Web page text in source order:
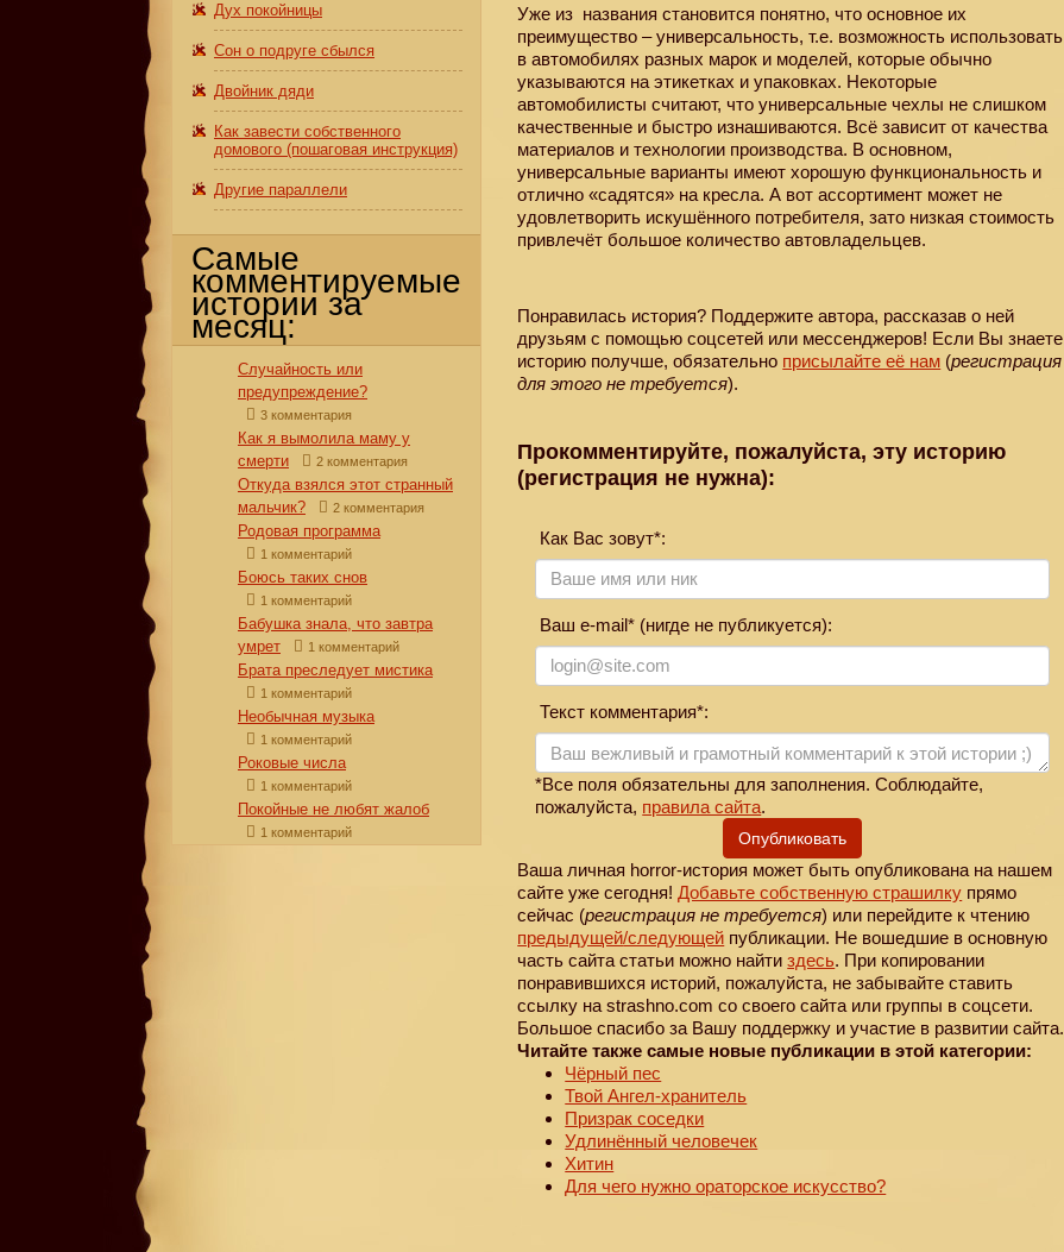
Уже из названия становится понятно, что основное их
преимущество – универсальность, т.е. возможность использовать
в автомобилях разных марок и моделей, которые обычно
указываются на этикетках и упаковках. Некоторые
автомобилисты считают, что универсальные чехлы не слишком
качественные и быстро изнашиваются. Всё зависит от качества
материалов и технологии производства. В основном,
универсальные варианты имеют хорошую функциональность и
отлично «садятся» на кресла. А вот ассортимент может не
удовлетворить искушённого потребителя, зато низкая стоимость
привлечёт большое количество автовладельцев.
Понравилась история? Поддержите автора, рассказав о ней
друзьям с помощью соцсетей или мессенджеров! Если Вы знаете
историю получше, обязательно присылайте её нам (регистрация
для этого не требуется).
Прокомментируйте, пожалуйста, эту историю
(регистрация не нужна):
Как Вас зовут*:
Ваш e-mail* (нигде не публикуется):
Текст комментария*:
*Все поля обязательны для заполнения. Соблюдайте,
пожалуйста, правила сайта.
Опубликовать
Ваша личная horror-история может быть опубликована на нашем
сайте уже сегодня!Добавьте собственную страшилку прямо
сейчас (регистрация не требуется) или перейдите к чтению
предыдущей/следующей публикации. Не вошедшие в основную
часть сайта статьи можно найтиздесь. При копировании
понравившихся историй, пожалуйста, не забывайте ставить
ссылку на strashno.com со своего сайта или группы в соцсети.
Большое спасибо за Вашу поддержку и участие в развитии сайта.
Читайте также самые новые публикации в этой категории:
Чёрный пес
Твой Ангел-хранитель
Призрак соседки
Удлинённый человечек
Хитин
Для чего нужно ораторское искусство?
Дух покойницы
Сон о подруге сбылся
Двойник дяди
Как завести собственного
домового (пошаговая инструкция)
Другие параллели
Самые
комментируемые
истории за
месяц:
Случайность или
предупреждение?
3 комментария
Как я вымолила маму у
смерти
2 комментария
Откуда взялся этот странный
мальчик?
2 комментария
Родовая программа
1 комментарий
Боюсь таких снов
1 комментарий
Бабушка знала, что завтра
умрет
1 комментарий
Брата преследует мистика
1 комментарий
Необычная музыка
1 комментарий
Роковые числа
1 комментарий
Покойные не любят жалоб
1 комментарий